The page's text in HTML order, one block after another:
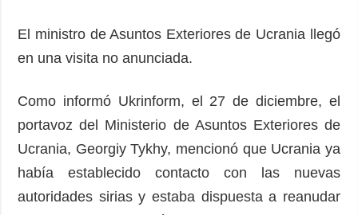
Releases
El ministro de Asuntos Exteriores de Ucrania llegó
en una visita no anunciada.
Como informó Ukrinform, el 27 de diciembre, el
portavoz del Ministerio de Asuntos Exteriores de
Ucrania, Georgiy Tykhy, mencionó que Ucrania ya
había establecido contacto con las nuevas
autoridades sirias y estaba dispuesta a reanudar